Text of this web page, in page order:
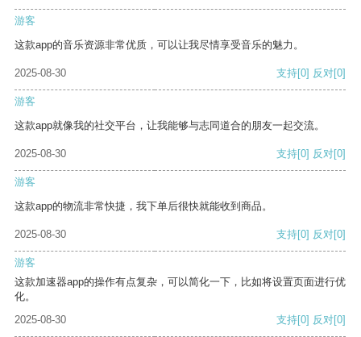
游客
这款app的音乐资源非常优质，可以让我尽情享受音乐的魅力。
2025-08-30 支持[0] 反对[0]
游客
这款app就像我的社交平台，让我能够与志同道合的朋友一起交流。
2025-08-30 支持[0] 反对[0]
游客
这款app的物流非常快捷，我下单后很快就能收到商品。
2025-08-30 支持[0] 反对[0]
游客
这款加速器app的操作有点复杂，可以简化一下，比如将设置页面进行优
化。
2025-08-30
支持[0] 反对[0]